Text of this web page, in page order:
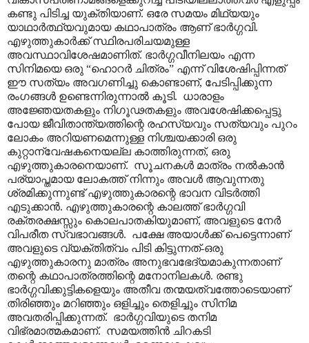
കണ്ടു പിടിച്ച യുക്തിയാണ്. ഒരേ സമയം മിഥ്യയും
യാഥാർത്ഥ്യവുമായ കഥാപാത്രം ആണ് ഭാർഗ്ഗവി.
എഴുത്തുകാർക്ക് സ്ഥിരപരിചയമുള്ള
അവസ്ഥാവിശേഷമാണിത്. ഭാർഗ്ഗവീനിലയം എന്ന
സിനിമയെ ഒരു “ഹൊറർ ചിത്രം” എന്ന് വിശേഷിപ്പിന്നത്
ഈ സത്യം അവഗണിച്ചു കൊണ്ടാണ്, പേടിപ്പിക്കുന്ന
രംഗങ്ങൾ ഉണ്ടെന്നിരുന്നാൽ കൂടി. ധാരാളം
അജ്ഞേയതകളും നിഗൂഢതകളും അവശേഷിക്കപ്പെട്ടു
പോയ ജീവിതാന്ത്യത്തിന്റെ രഹസ്യവും സത്യവും പുറം
ലോകം അറിയണമെന്നുള്ള നിശ്ചയക്കാരി ഒരു
കുറ്റാന്വേഷകനെയല്ല കാത്തിരുന്നത്, ഒരു
എഴുത്തുകാരനെയാണ്. സൂചനകൾ മാത്രം നൽകാൻ
പര്യാപ്തമായ ലോകത്ത് നിന്നും അവൾ ആവുന്നതു
ശ്രമിക്കുന്നുണ്ട് എഴുത്തുകാരന്റെ ഭാവന വിടർത്തി
എടുക്കാൻ. എഴുത്തുകാരന്റെ കാലത്ത് ഭാർഗ്ഗവി
രക്തരക്ഷസ്സും കൊലപാതകിയുമാണ്, അവളുടെ നേർ
വിപരീത സ്വഭാവങ്ങൾ. പക്ഷേ അയാൾക്ക് പെട്ടെന്നാണ്
അവളുടെ വ്യക്തിത്വം പിടി കിട്ടുന്നത്-ഒരു
എഴുത്തുകാരനു മാത്രം അനുഭവഭേദ്യമാകുന്നതാണ്
തന്റെ കഥാപാത്രത്തിന്റെ മനോനിലകൾ. രണ്ടു
ഭാർഗ്ഗവിക്കുട്ടികളെയും അതീവ തന്മയത്വത്തോടെയാണ്
തിരിഞ്ഞും മറിഞ്ഞും ഒളിച്ചും തെളിച്ചും സിനിമ
അവതരിപ്പിക്കുന്നത്. ഭാർഗ്ഗവിയുടെ തനിമ
വിഭ്രമാത്മകമാണ്. സമയത്തിൻ ചിറകടി